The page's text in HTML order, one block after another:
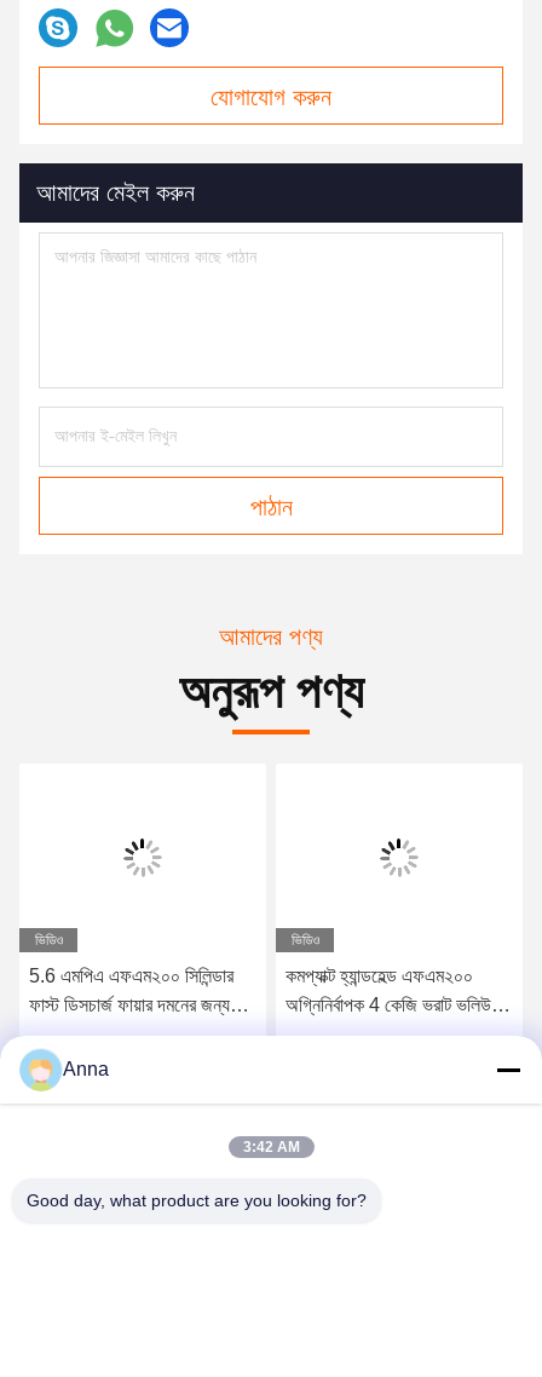
যোগাযোগ করুন
আমাদের মেইল ​​করুন
পাঠান
আমাদের পণ্য
অনুরূপ পণ্য
ভিডিও
5.6 এমপিএ এফএম২০০ সিলিন্ডার
ফাস্ট ডিসচার্জ ফায়ার দমনের জন্য
সিউমলেস স্টিল কনস্ট্রাকশন সহ
সেরা দাম পান
ভিডিও
কমপ্যাক্ট হ্যান্ডহেল্ড এফএম২০০
অগ্নিনির্বাপক 4 কেজি ভরাট ভলিউম
এবং ≤10s দ্রুত পরিষ্কার এজেন্ট
Anna
3:42 AM
Good day, what product are you looking for?